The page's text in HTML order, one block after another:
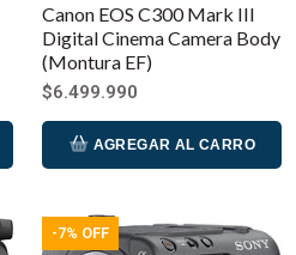
Canon EOS C300 Mark III
Digital Cinema Camera Body
(Montura EF)
$6.499.990
AGREGAR AL CARRO
-7% OFF